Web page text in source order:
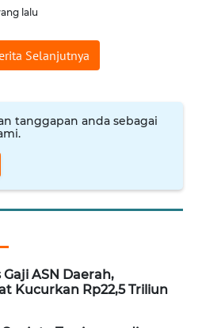
lalu
Selanjutnya
tanggapan anda sebagai
ASN Daerah,
Kucurkan Rp22,5 Triliun